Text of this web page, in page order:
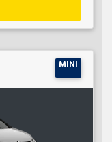
MINI